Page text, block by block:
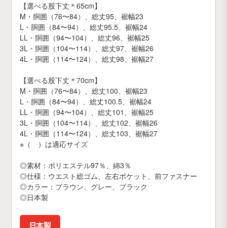
【選べる股下丈＊65cm】
M・胴囲（76〜84）、総丈95、裾幅23
L・胴囲（84〜94）、総丈95.5、裾幅24
LL・胴囲（94〜104）、総丈96、裾幅25
3L・胴囲（104〜114）、総丈97、裾幅26
4L・胴囲（114〜124）、総丈98、裾幅27
【選べる股下丈＊70cm】
M・胴囲（76〜84）、総丈100、裾幅23
L・胴囲（84〜94）、総丈100.5、裾幅24
LL・胴囲（94〜104）、総丈101、裾幅25
3L・胴囲（104〜114）、総丈102、裾幅26
4L・胴囲（114〜124）、総丈103、裾幅27
※（ ）は適応サイズ
◎素材：ポリエステル97％、綿3％
◎仕様：ウエスト総ゴム、左右ポケット、前ファスナー
◎カラー：ブラウン、グレー、ブラック
◎日本製